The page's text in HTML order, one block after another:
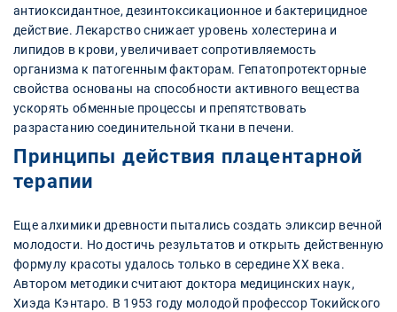
антиоксидантное, дезинтоксикационное и бактерицидное
действие. Лекарство снижает уровень холестерина и
липидов в крови, увеличивает сопротивляемость
организма к патогенным факторам. Гепатопротекторные
свойства основаны на способности активного вещества
ускорять обменные процессы и препятствовать
разрастанию соединительной ткани в печени.
Принципы действия плацентарной
терапии
Еще алхимики древности пытались создать эликсир вечной
молодости. Но достичь результатов и открыть действенную
формулу красоты удалось только в середине XX века.
Автором методики считают доктора медицинских наук,
Хиэда Кэнтаро. В 1953 году молодой профессор Токийского